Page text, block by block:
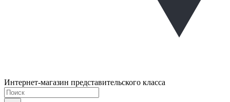
Интернет-магазин представительского класса